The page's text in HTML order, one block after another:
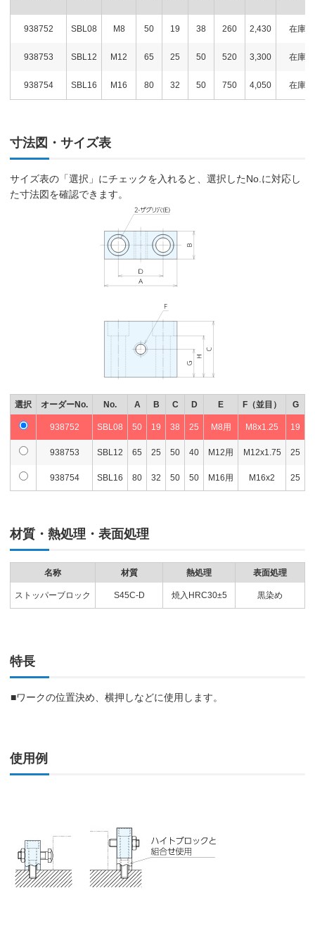
938752 SBL08 M8 50 19 38 260 2,430 在庫
938753 SBL12 M12 65 25 50 520 3,300 在庫
938754 SBL16 M16 80 32 50 750 4,050 在庫
寸法図・サイズ表
サイズ表の「選択」にチェックを入れると、選択したNo.に対応し
た寸法図を確認できます。
選択 オーダーNo. No. A B C D E F（並目） G
938752 SBL08 50 19 38 25 M8用 M8x1.25 19
938753 SBL12 65 25 50 40 M12用 M12x1.75 25
938754 SBL16 80 32 50 50 M16用 M16x2 25
材質・熱処理・表面処理
名称 材質 熱処理 表面処理
ストッパーブロック S45C-D 焼入HRC30±5 黒染め
特長
■ワークの位置決め、横押しなどに使用します。
使用例